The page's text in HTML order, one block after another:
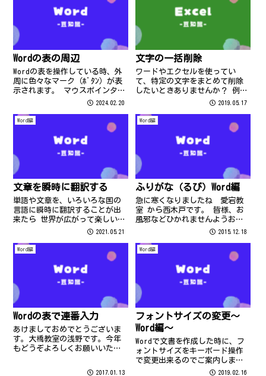
Wordの表の周辺
Wordの表を操作している時、外
周に色々なマーク（ﾎﾞﾀﾝ）が表
示されます。 マウスポインタを
合わせてクリックすると、表全
の追加が可能です。 ぜひ、操作
2024.02.20
文字の一括削除
ワードやエクセルを使ってい
て、特定の文字をまとめて削除
したいときありませんか？ 例え
ば、住所録を作った後に「都道
とか。
2019.05.17
Word編
文章を瞬時に翻訳する
単語や文章を、いろいろな国の
言語に瞬時に翻訳することが出
来たら 世界が広がって楽しいで
すよね(^^♪ 翻訳したい文章
ｈｉｆｔキー」＋「Ａｌｔ」＋
F7を 押すだけ！（ワードやエク
セルなどで利用可） 右側に翻訳
2021.05.21
Word編
ふりがな（るび）Word編
急に寒くなりましたね 愛宕教
室 から西木戸です。 皆様、お
風邪などひかれませんようお気
2015.12.18
Word編
Wordの表で連番入力
あけましておめでとうございま
す。大橋教室の浅野です。今年
もどうぞよろしくお願いいたし
2017.01.13
Word編
フォントサイズの変更～
Word編～
Wordで文書を作成した時に、フ
ォントサイズをキーボード操作
で変更出来るのでご案内します
♪ フォントサイズを変えたい文
2019.02.16